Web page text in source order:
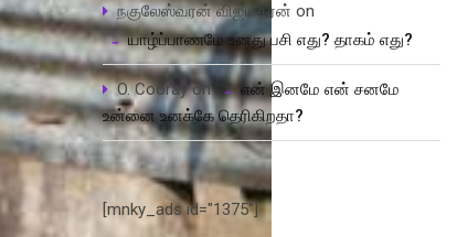
நகுலேஸ்வரன் விஜயதரன் on
யாழ்ப்பாணமே உனது பசி எது? தாகம் எது?
O. Coorayon
என் இனமே என் சனமே
உன்னை உனக்கே தெரிகிறதா?
[mnky_ads id="1375"]